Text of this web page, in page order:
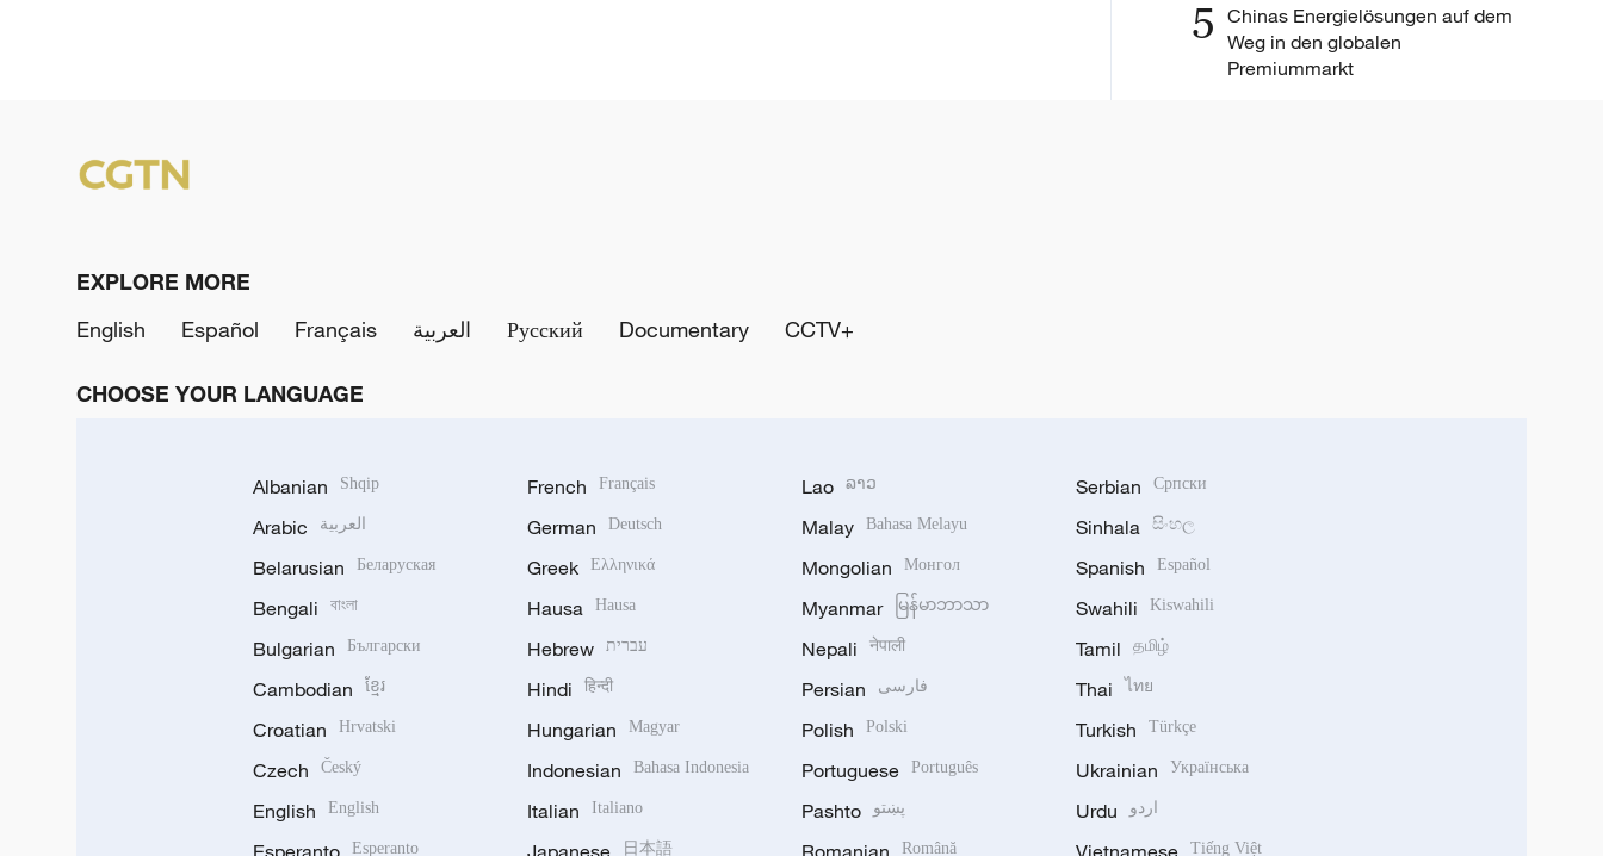
5 Chinas Energielösungen auf dem
Weg in den globalen
Premiummarkt
EXPLORE MORE
English
Español Français العربية Русский Documentary CCTV+
CHOOSE YOUR LANGUAGE
Albanian Shqip
Arabic العربية
Belarusian Беларуская
Bengali বাংলা
Bulgarian Български
Cambodian ខ្មែរ
Croatian Hrvatski
Czech Český
English English
Esperanto
French Français
German Deutsch
Greek Ελληνικά
Hausa Hausa
Hebrew עברית
Hindi हिन्दी
Hungarian Magyar
Indonesian Bahasa Indonesia
Italian Italiano
日本語
Lao ລາວ
Malay Bahasa Melayu
Mongolian Монгол
Myanmar မြန်မာဘာသာ
Nepali नेपाली
Persian فارسی
Polish Polski
Portuguese Português
Pashto پښتو
Română
Serbian Српски
Sinhala සිංහල
Spanish Español
Swahili Kiswahili
Tamil தமிழ்
Thai ไทย
Turkish Türkçe
Ukrainian Українська
Urdu اردو
Tiếng Việt